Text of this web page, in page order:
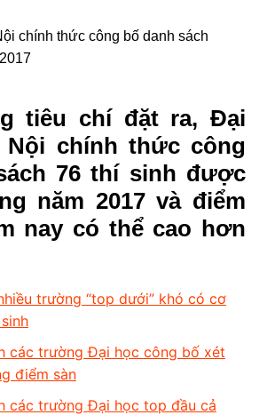
tiêu chí đặt ra, Đại
Nội chính thức công
76 thí sinh được
năm 2017 và điểm
nay có thể cao hơn
trường “top dưới” khó có cơ
các trường Đại học công bố xét
điểm sàn
các trường Đại học top đầu cả